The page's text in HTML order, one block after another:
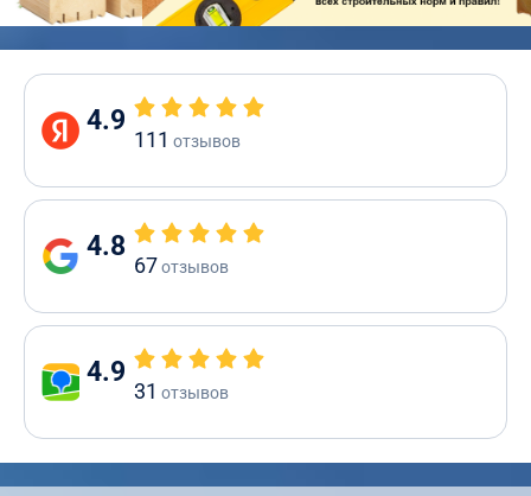
4.9
111 отзывов
4.8
67отзывов
4.9
31 отзывов